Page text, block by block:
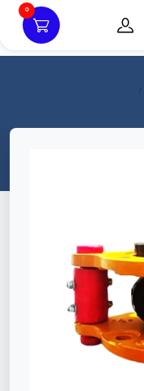
0